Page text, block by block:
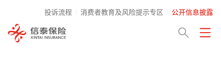
投诉流程 消费者教育及风险提示专区 公开信息披露